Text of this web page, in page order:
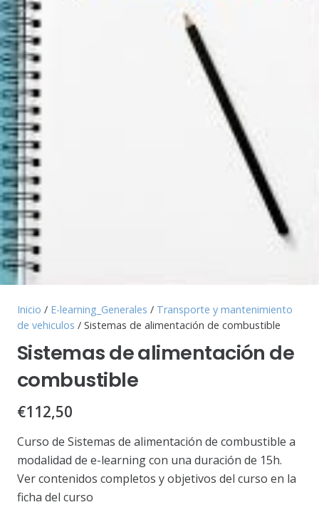
Inicio / E-learning_Generales / Transporte y mantenimiento
de vehiculos / Sistemas de alimentación de combustible
Sistemas de alimentación de
combustible
€112,50
Curso de Sistemas de alimentación de combustible a
modalidad de e-learning con una duración de 15h.
Ver contenidos completos y objetivos del curso en la
ficha del curso